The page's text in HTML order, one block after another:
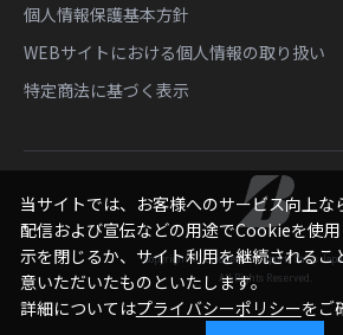
個人情報保護基本方針
WEBサイトにおける個人情報の取り扱い
特定商法に基づく表示
Copyright © Bridgestone Sports Sales
All Rights Reserved.
当サイトでは、お客様へのサービス向上な
配信および宣伝などの用途でCookieを使
示を閉じるか、サイト利用を継続される
意いただいたものといたします。
詳細についてはプライバシーポリシーをご